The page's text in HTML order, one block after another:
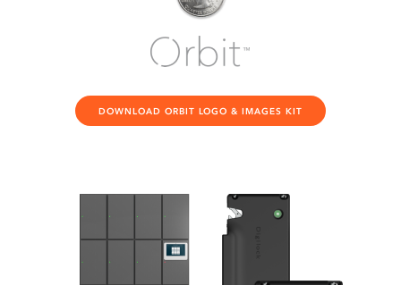
DOWNLOAD ORBIT LOGO & IMAGES KIT